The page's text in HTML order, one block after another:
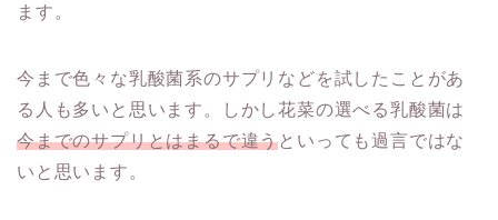
ます。
今まで色々な乳酸菌系のサプリなどを試したことがあ
る人も多いと思います。しかし花菜の選べる乳酸菌は
今までのサプリとはまるで違うといっても過言ではな
いと思います。